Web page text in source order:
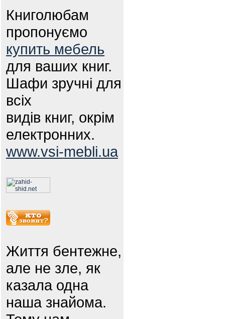
Книголюбам
пропонуємо
купить мебель
для ваших книг.
Шафи зручні для
всіх
видів книг, окрім
електронних.
www.vsi-mebli.ua
Життя бентежне,
але не зле, як
казала одна
наша знайома.